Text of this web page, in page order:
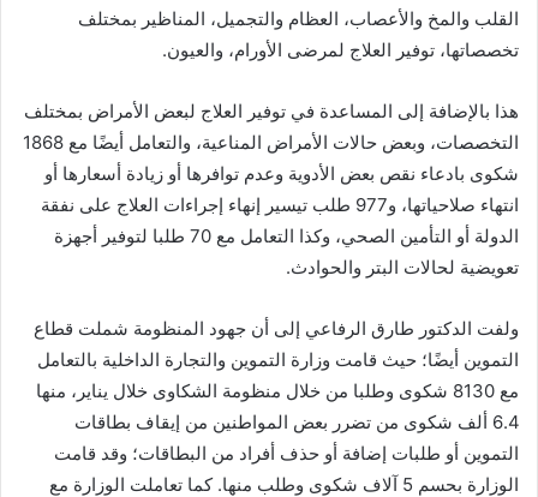
القلب والمخ والأعصاب، العظام والتجميل، المناظير بمختلف
تخصصاتها، توفير العلاج لمرضى الأورام، والعيون.
هذا بالإضافة إلى المساعدة في توفير العلاج لبعض الأمراض بمختلف
التخصصات، وبعض حالات الأمراض المناعية، والتعامل أيضًا مع 1868
شكوى بادعاء نقص بعض الأدوية وعدم توافرها أو زيادة أسعارها أو
انتهاء صلاحياتها، و977 طلب تيسير إنهاء إجراءات العلاج على نفقة
الدولة أو التأمين الصحي، وكذا التعامل مع 70 طلبا لتوفير أجهزة
تعويضية لحالات البتر والحوادث.
ولفت الدكتور طارق الرفاعي إلى أن جهود المنظومة شملت قطاع
التموين أيضًا؛ حيث قامت وزارة التموين والتجارة الداخلية بالتعامل
مع 8130 شكوى وطلبا من خلال منظومة الشكاوى خلال يناير، منها
6.4 ألف شكوى من تضرر بعض المواطنين من إيقاف بطاقات
التموين أو طلبات إضافة أو حذف أفراد من البطاقات؛ وقد قامت
الوزارة بحسم 5 آلاف شكوى وطلب منها. كما تعاملت الوزارة مع